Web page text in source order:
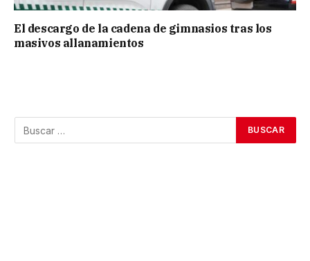
El descargo de la cadena de gimnasios tras los
masivos allanamientos